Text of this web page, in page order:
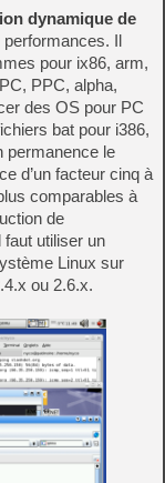
dynamique de
performances. Il
pour ix86, arm,
PPC, alpha,
des OS pour PC
bat pour i386,
permanence le
d’un facteur cinq à
comparables à
de
faut utiliser un
Linux sur
ou 2.6.x.